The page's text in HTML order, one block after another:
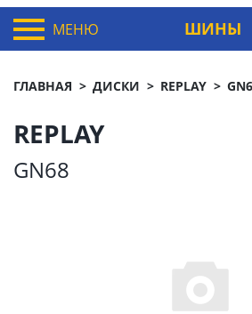
МЕНЮ ШИНЫ
ГЛАВНАЯ ДИСКИ REPLAY
REPLAY
GN68